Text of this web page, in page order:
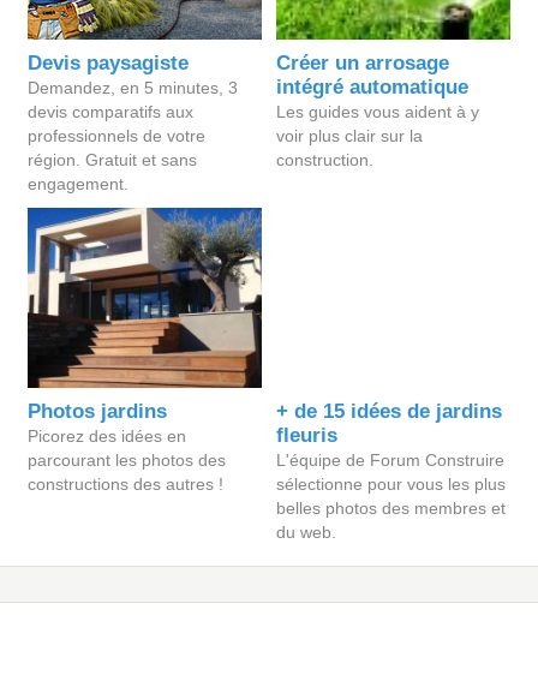
Devis paysagiste
Demandez, en 5 minutes, 3
devis comparatifs aux
professionnels de votre
région. Gratuit et sans
engagement.
Créer un arrosage
intégré automatique
Les guides vous aident à y
voir plus clair sur la
construction.
Photos jardins
Picorez des idées en
parcourant les photos des
constructions des autres !
+ de 15 idées de jardins
fleuris
L'équipe de Forum Construire
sélectionne pour vous les plus
belles photos des membres et
du web.